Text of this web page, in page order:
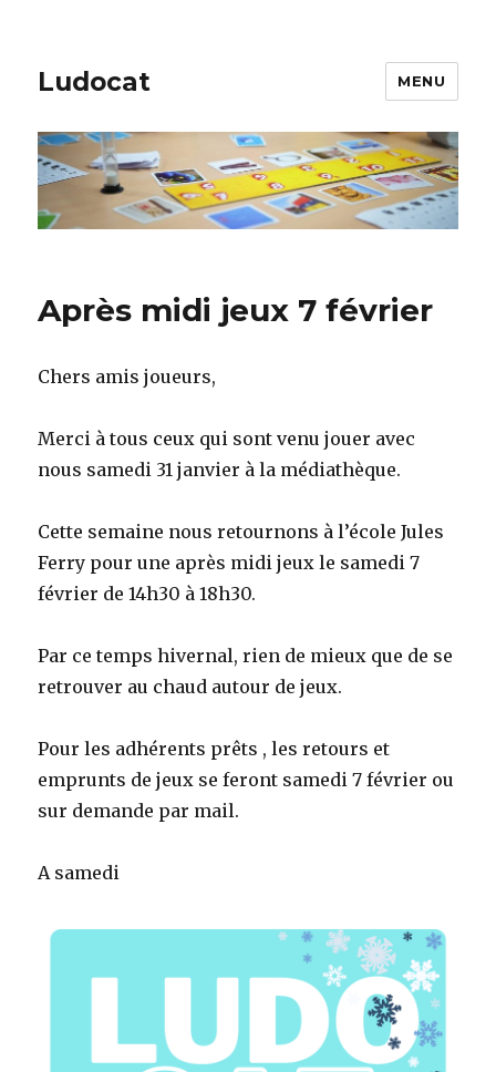
Ludocat MENU
Après midi jeux 7 février
Chers amis joueurs,
Merci à tous ceux qui sont venu jouer avec
nous samedi 31 janvier à la médiathèque.
Cette semaine nous retournons à l’école Jules
Ferry pour une après midi jeux le samedi 7
février de 14h30 à 18h30.
Par ce temps hivernal, rien de mieux que de se
retrouver au chaud autour de jeux.
Pour les adhérents prêts , les retours et
emprunts de jeux se feront samedi 7 février ou
sur demande par mail.
A samedi